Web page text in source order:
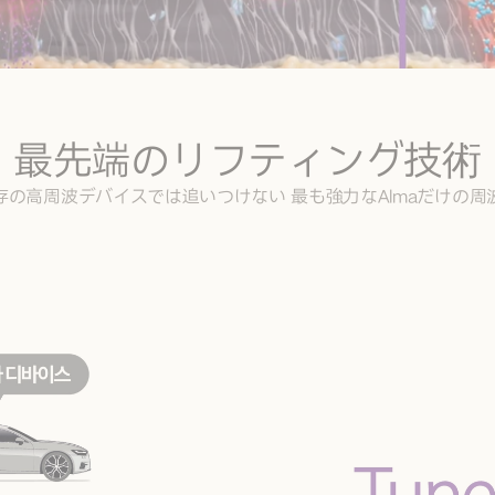
最先端のリフティング技術
の高周波デバイスでは追いつけない 最も強力なAlmaだけの周